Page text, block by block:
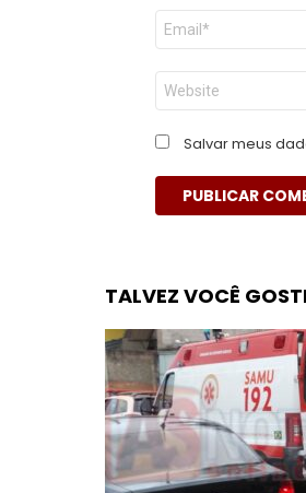
E-
mail
*
Site
Salvar meus
TALVEZ VOCÊ